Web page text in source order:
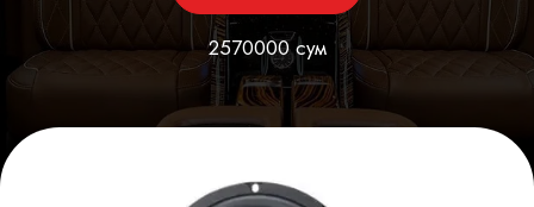
2570000 сум